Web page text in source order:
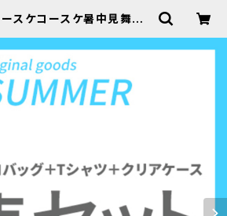
ースケコースケ暑中見舞い】
SHOP